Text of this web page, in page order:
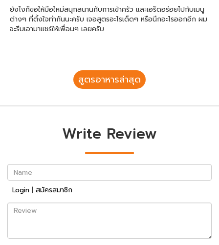
ยังไงก็ขอให้มือใหม่สนุกสนานกับการเข้าครัว และเอร็ดอร่อยไปกับเมนู
ต่างๆ ที่ตั้งใจทำกันนะครับ เจอสูตรอะไรเด็ดๆ หรือนึกอะไรออกอีก ผม
จะรีบเอามาแชร์ให้เพื่อนๆ เลยครับ
สูตรอาหารล่าสุด
Write Review
Name
Login | สมัครสมาชิก
Review